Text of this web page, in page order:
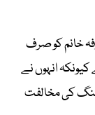
خانم کو صرف
انہوں نے
جنگ کی مخالفت